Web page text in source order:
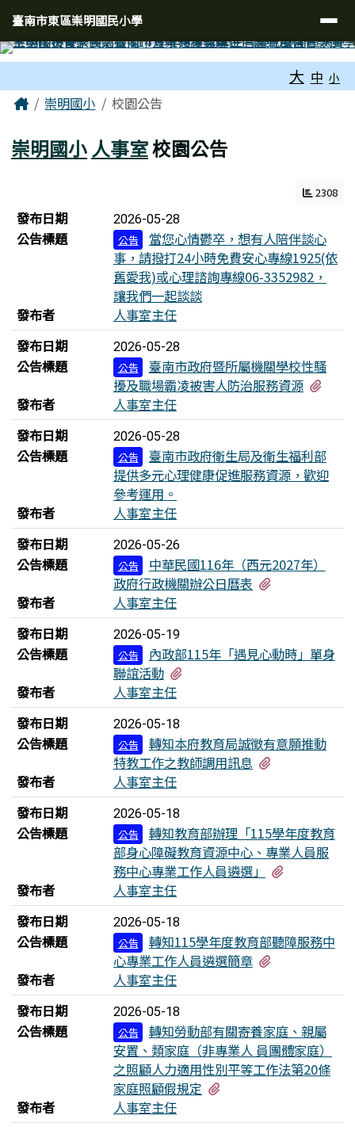
臺南市東區崇明國民小學
導覽列
臺南市東區崇明國民小學
大 中 小
主內容區域
Home崇明國小 校園公告
崇明國小 人事室校園公告
2308
新聞列表
發布日期 2026-05-28
公告標題 公告
當您心情鬱卒，想有人陪伴談心
事，請撥打24小時免費安心專線1925(依
舊愛我)或心理諮詢專線06-3352982，
讓我們一起談談
發布者
人事室主任
發布日期
2026-05-28
公告標題 公告
臺南市政府暨所屬機關學校性騷
擾及職場霸凌被害人防治服務資源
發布者
人事室主任
發布日期
2026-05-28
公告標題 公告
臺南市政府衛生局及衛生福利部
提供多元心理健康促進服務資源，歡迎
參考運用。
發布者
人事室主任
發布日期
2026-05-26
公告標題 公告
中華民國116年（西元2027年）
政府行政機關辦公日曆表
發布者
人事室主任
發布日期
2026-05-19
公告標題 公告
內政部115年「遇見心動時」單身
聯誼活動
發布者
人事室主任
發布日期
2026-05-18
公告標題 公告
轉知本府教育局誠徵有意願推動
特教⼯作之教師調用訊息
發布者
人事室主任
發布日期
2026-05-18
公告標題 公告
轉知教育部辦理「115學年度教育
部身心障礙教育資源中心、專業人員服
務中心專業工作人員遴選」
發布者
人事室主任
發布日期
2026-05-18
公告標題 公告
轉知115學年度教育部聽障服務中
心專業工作人員遴選簡章
發布者
人事室主任
發布日期
2026-05-18
公告標題 公告
轉知勞動部有關寄養家庭、親屬
安置、類家庭（非專業人 員團體家庭）
之照顧人力適用性別平等工作法第20條
家庭照顧假規定
發布者
人事室主任
頁尾區域